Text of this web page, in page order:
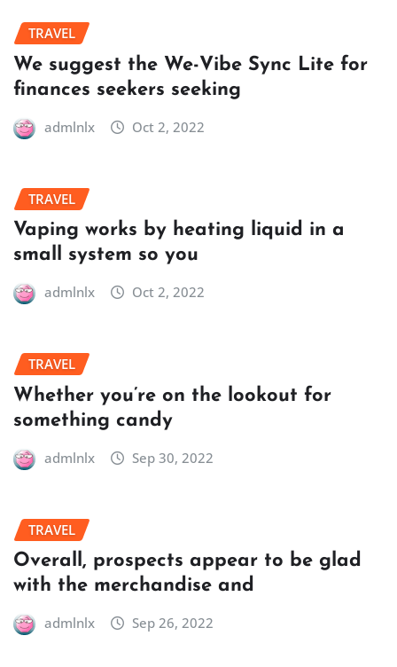
TRAVEL
We suggest the We-Vibe Sync Lite for
finances seekers seeking
admlnlx Oct 2, 2022
TRAVEL
Vaping works by heating liquid in a
small system so you
admlnlx Oct 2, 2022
TRAVEL
Whether you’re on the lookout for
something candy
admlnlx Sep 30, 2022
TRAVEL
Overall, prospects appear to be glad
with the merchandise and
admlnlx Sep 26, 2022